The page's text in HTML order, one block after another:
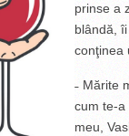
prinse a
blândă,
conţinea
˗ Mărite
cum te-a
meu,